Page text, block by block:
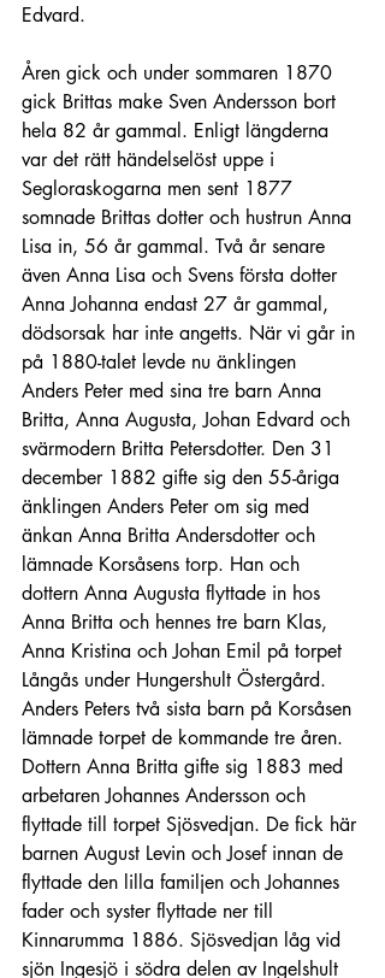
Edvard.
Åren gick och under sommaren 1870
gick Brittas make Sven Andersson bort
hela 82 år gammal. Enligt längderna
var det rätt händelselöst uppe i
Segloraskogarna men sent 1877
somnade Brittas dotter och hustrun Anna
Lisa in, 56 år gammal. Två år senare
även Anna Lisa och Svens första dotter
Anna Johanna endast 27 år gammal,
dödsorsak har inte angetts. När vi går in
på 1880-talet levde nu änklingen
Anders Peter med sina tre barn Anna
Britta, Anna Augusta, Johan Edvard och
svärmodern Britta Petersdotter. Den 31
december 1882 gifte sig den 55-åriga
änklingen Anders Peter om sig med
änkan Anna Britta Andersdotter och
lämnade Korsåsens torp. Han och
dottern Anna Augusta flyttade in hos
Anna Britta och hennes tre barn Klas,
Anna Kristina och Johan Emil på torpet
Långås under Hungershult Östergård.
Anders Peters två sista barn på Korsåsen
lämnade torpet de kommande tre åren.
Dottern Anna Britta gifte sig 1883 med
arbetaren Johannes Andersson och
flyttade till torpet Sjösvedjan. De fick här
barnen August Levin och Josef innan de
flyttade den lilla familjen och Johannes
fader och syster flyttade ner till
Kinnarumma 1886. Sjösvedjan låg vid
sjön Ingesjö i södra delen av Ingelshult